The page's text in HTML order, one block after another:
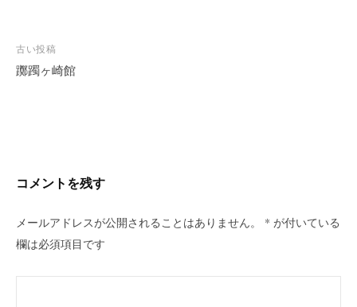
投
稿
シ
ョ
ン
古い投稿
躑躅ヶ崎館
コメントを残す
メールアドレスが公開されることはありません。 * が付いている
欄は必須項目です